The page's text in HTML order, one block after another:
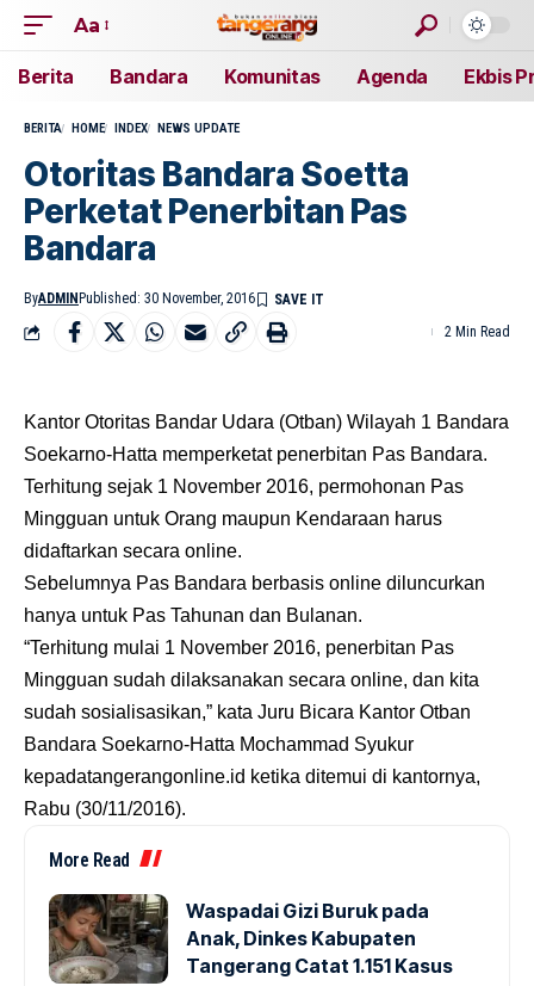
Aa
Berita Bandara Komunitas Agenda Ekbis
BERITA HOME INDEX NEWS UPDATE
Otoritas Bandara Soetta
Perketat Penerbitan Pas
Bandara
ByADMIN Published: 30 November, 2016
2 Min Read
Kantor Otoritas Bandar Udara (Otban) Wilayah 1 Bandara
Soekarno-Hatta memperketat penerbitan Pas Bandara.
Terhitung sejak 1 November 2016, permohonan Pas
Mingguan untuk Orang maupun Kendaraan harus
didaftarkan secara online.
Sebelumnya Pas Bandara berbasis online diluncurkan
hanya untuk Pas Tahunan dan Bulanan.
“Terhitung mulai 1 November 2016, penerbitan Pas
Mingguan sudah dilaksanakan secara online, dan kita
sudah sosialisasikan,” kata Juru Bicara Kantor Otban
Bandara Soekarno-Hatta Mochammad Syukur
kepadatangerangonline.id ketika ditemui di kantornya,
Rabu (30/11/2016).
More Read
Waspadai Gizi Buruk pada
Anak, Dinkes Kabupaten
Tangerang Catat 1.151 Kasus